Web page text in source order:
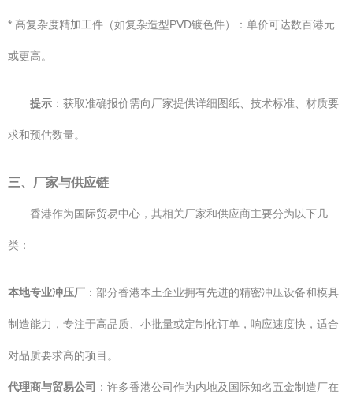
* 高复杂度精加工件（如复杂造型PVD镀色件）：单价可达数百港元
或更高。
提示 ：获取准确报价需向厂家提供详细图纸、技术标准、材质要
求和预估数量。
三、厂家与供应链
香港作为国际贸易中心，其相关厂家和供应商主要分为以下几
类：
本地专业冲压厂 ：部分香港本土企业拥有先进的精密冲压设备和模具
制造能力，专注于高品质、小批量或定制化订单，响应速度快，适合
对品质要求高的项目。
代理商与贸易公司 ：许多香港公司作为内地及国际知名五金制造厂在